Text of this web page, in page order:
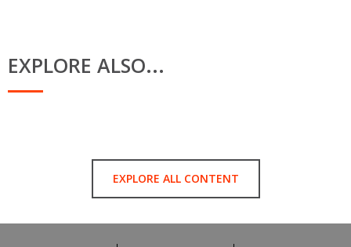
EXPLORE ALSO...
EXPLORE ALL CONTENT